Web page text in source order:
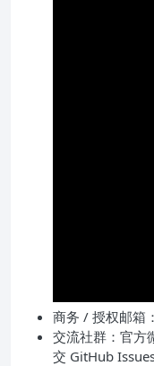
商务 / 授权邮箱
交流社群：官方
交 GitHub